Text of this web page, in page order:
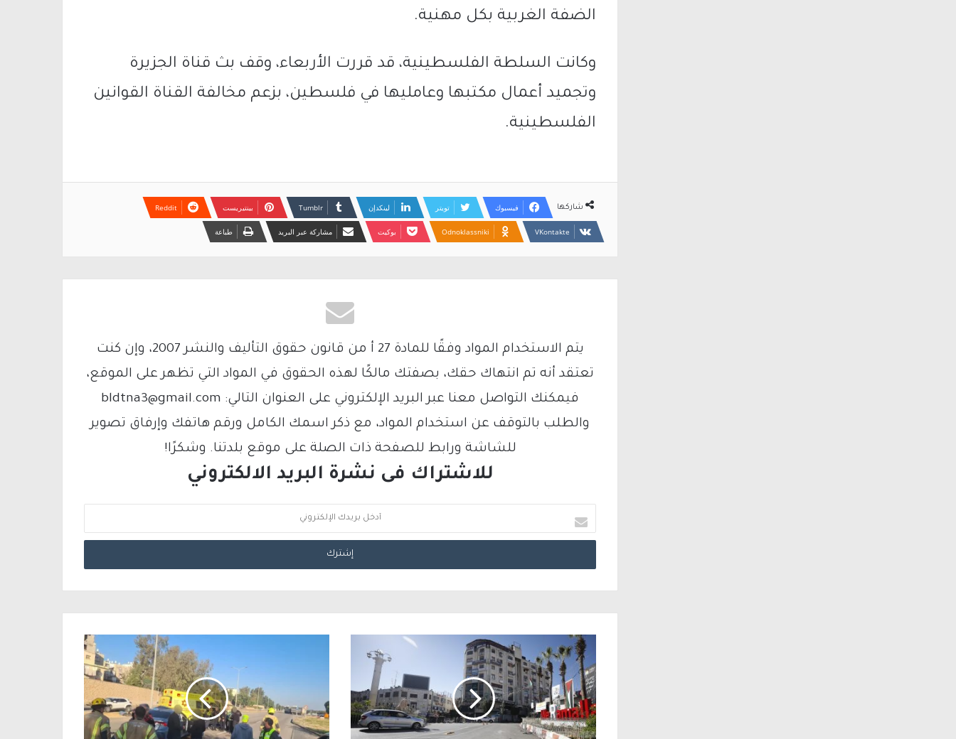
الضفة الغربية بكل مهنية.
وكانت السلطة الفلسطينية، قد قررت الأربعاء، وقف بث قناة الجزيرة
وتجميد أعمال مكتبها وعامليها في فلسطين، بزعم مخالفة القناة القوانين
الفلسطينية.
شاركها فيسبوك تويتر لينكدإن بينتيريست
Odnoklassniki بوكيت مشاركة عبر البريد طباعة
يتم الاستخدام المواد وفقًا للمادة 27 أ من قانون حقوق التأليف والنشر 2007، وإن كنت
تعتقد أنه تم انتهاك حقك، بصفتك مالكًا لهذه الحقوق في المواد التي تظهر على الموقع،
فيمكنك التواصل معنا عبر البريد الإلكتروني على العنوان التالي: bldtna3@gmail.com
والطلب بالتوقف عن استخدام المواد، مع ذكر اسمك الكامل ورقم هاتفك وإرفاق تصوير
للشاشة ورابط للصفحة ذات الصلة على موقع بلدتنا. وشكرًا!
للاشتراك فى نشرة البريد الالكتروني
د
خ
ل
ب
ي
د
ك